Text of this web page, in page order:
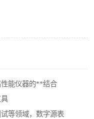
能仪器的**结合
等领域，数字源表